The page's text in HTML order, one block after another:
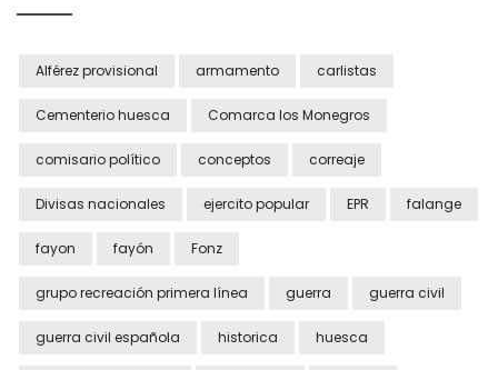
Alférez provisional armamento carlistas
Cementerio huesca Comarca los Monegros
comisario político conceptos correaje
Divisas nacionales ejercito popular EPR falange
fayon fayón Fonz
grupo recreación primera línea guerra guerra civil
guerra civil española historica huesca